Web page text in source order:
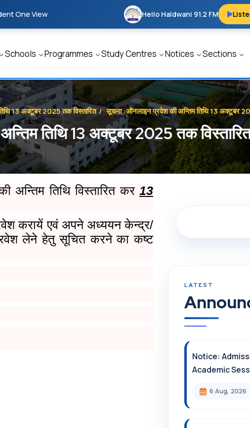
One View Hello Haldwani 91.2 FM
Schools Programmes Study Centres Notices Sections
13 अक्टूबर 2025 तक विस्तारित/ सूचना :ऑनलाइन प्रवेश की अन्तिम तिथि 13 अक्टूबर
तिथि 13 अक्टूबर 2025 तक
अन्तिम तिथि विस्तारित कर 13
करायें एवं अपने अध्‍ययन केन्‍द्र/
प्रवेश लेने हेतु सूचित करने का कष्ट
Notice:
Academic
6 Aug, 2026